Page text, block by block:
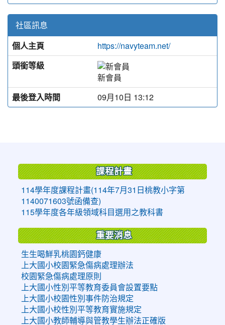
社區訊息
個人主頁
https://navyteam.net/
頭銜等級
新會員
最後登入時間
09月10日 13:12
課程計畫
114學年度課程計畫(114年7月31日桃教小字第
1140071603號函備查)
115學年度各年級領域科目選用之教科書
重要消息
生生喝鮮乳桃園鈣健康
上大國小校園緊急傷病處理辦法
校園緊急傷病處理原則
上大國小性別平等教育委員會設置要點
上大國小校園性別事件防治規定
上大國小校性別平等教育實施規定
上大國小教師輔導與管教學生辦法正確版